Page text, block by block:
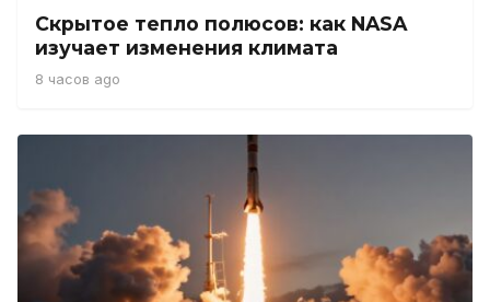
Скрытое тепло полюсов: как NASA
изучает изменения климата
8 часов ago